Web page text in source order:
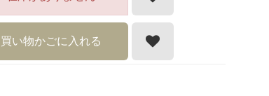
買い物かごに入れる